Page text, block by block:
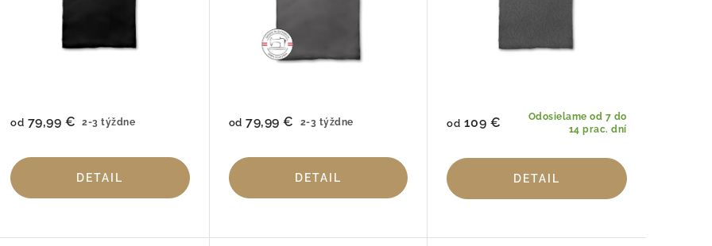
2-3 týždne
od 79,99 €
DETAIL
2-3 týždne
od 79,99 €
DETAIL
Odosielame od 7 do
14 prac. dní
od 109 €
DETAIL